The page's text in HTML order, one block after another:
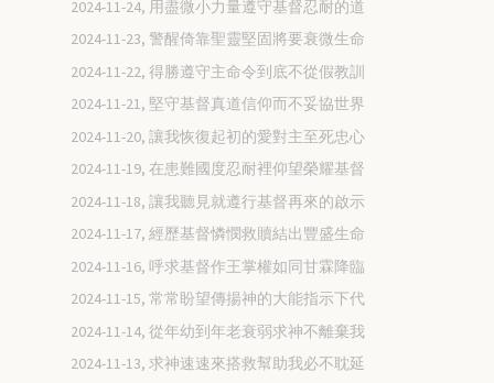
2024-11-24, 用盡微小力量遵守基督忍耐的道
2024-11-23, 警醒倚靠聖靈堅固將要衰微生命
2024-11-22, 得勝遵守主命令到底不從假教訓
2024-11-21, 堅守基督真道信仰而不妥協世界
2024-11-20, 讓我恢復起初的愛對主至死忠心
2024-11-19, 在患難國度忍耐裡仰望榮耀基督
2024-11-18, 讓我聽見就遵行基督再來的啟示
2024-11-17, 經歷基督憐憫救贖結出豐盛生命
2024-11-16, 呼求基督作王掌權如同甘霖降臨
2024-11-15, 常常盼望傳揚神的大能指示下代
2024-11-14, 從年幼到年老衰弱求神不離棄我
2024-11-13, 求神速速來搭救幫助我必不耽延